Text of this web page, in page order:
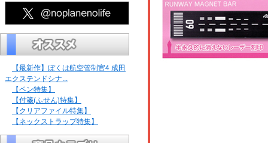
【最新作】ぼくは航空管制官4 成田
エクステンドシナ...
【ペン特集】
【付箋(ふせん)特集】
【クリアファイル特集】
【ネックストラップ特集】